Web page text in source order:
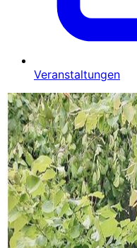
Veranstaltungen